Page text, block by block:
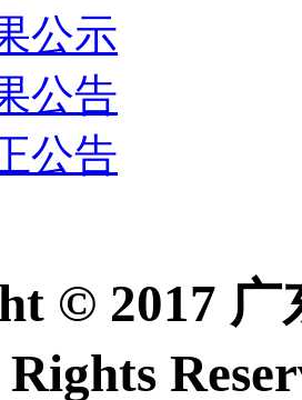
公示
公告
公告
© 2017